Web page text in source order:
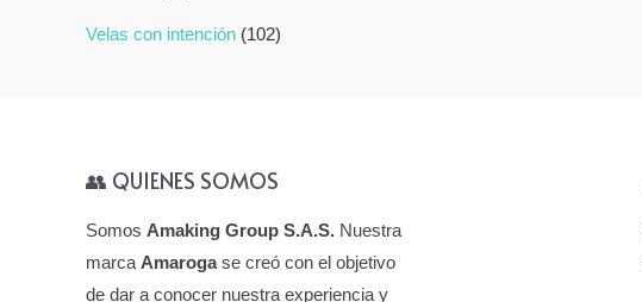
Velas con intención (102)
👥 QUIENES SOMOS
Somos Amaking Group S.A.S. Nuestra
marca Amarogase creó con el objetivo
de dar a conocer nuestra experiencia y